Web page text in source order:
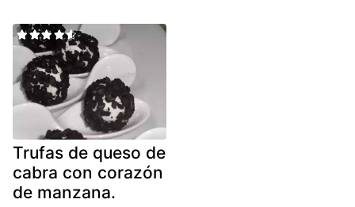
Trufas de queso de
cabra con corazón
de manzana.